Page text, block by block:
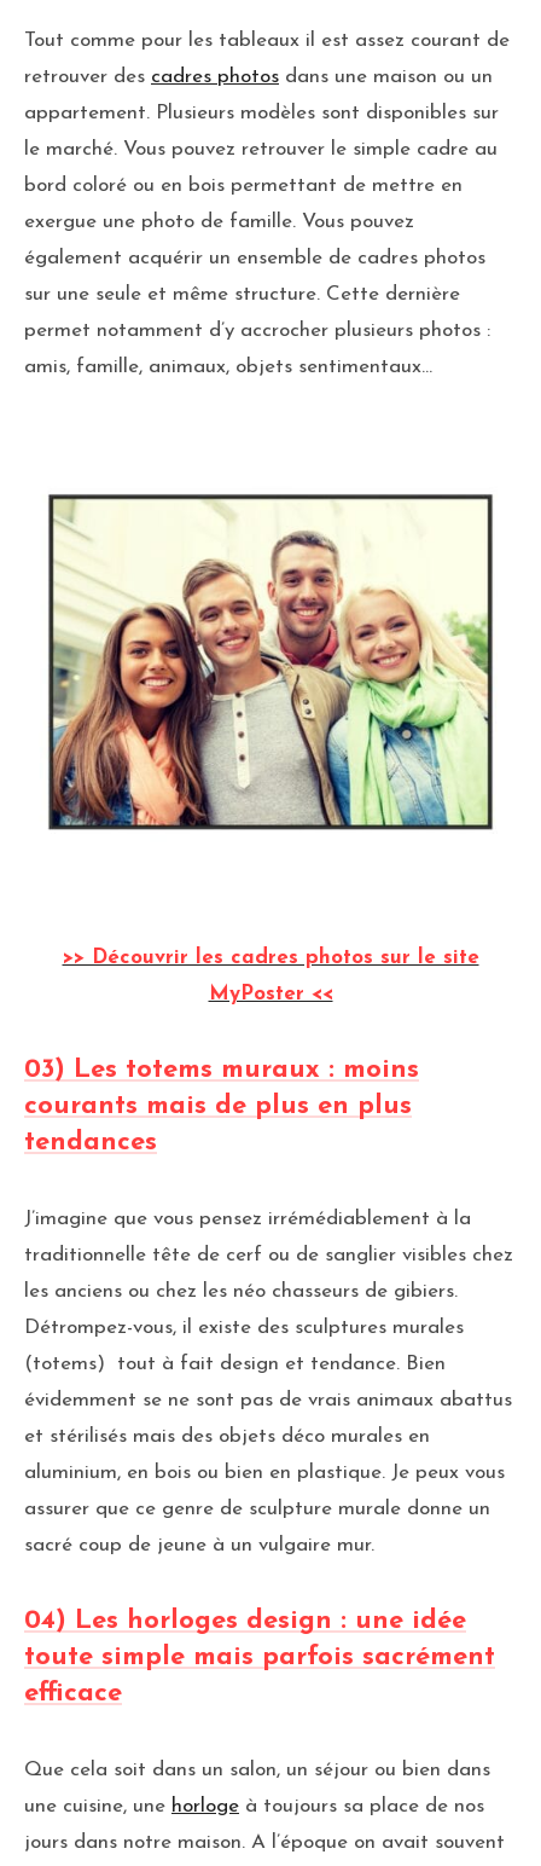
Tout comme pour les tableaux il est assez courant de
retrouver des cadres photos dans une maison ou un
appartement. Plusieurs modèles sont disponibles sur
le marché. Vous pouvez retrouver le simple cadre au
bord coloré ou en bois permettant de mettre en
exergue une photo de famille. Vous pouvez
également acquérir un ensemble de cadres photos
sur une seule et même structure. Cette dernière
permet notamment d’y accrocher plusieurs photos :
amis, famille, animaux, objets sentimentaux…
>> Découvrir les cadres photos sur le site
MyPoster <<
03) Les totems muraux : moins
courants mais de plus en plus
tendances
J’imagine que vous pensez irrémédiablement à la
traditionnelle tête de cerf ou de sanglier visibles chez
les anciens ou chez les néo chasseurs de gibiers.
Détrompez-vous, il existe des sculptures murales
(totems) tout à fait design et tendance. Bien
évidemment se ne sont pas de vrais animaux abattus
et stérilisés mais des objets déco murales en
aluminium, en bois ou bien en plastique. Je peux vous
assurer que ce genre de sculpture murale donne un
sacré coup de jeune à un vulgaire mur.
04) Les horloges design : une idée
toute simple mais parfois sacrément
efficace
Que cela soit dans un salon, un séjour ou bien dans
une cuisine, une horloge à toujours sa place de nos
jours dans notre maison. A l’époque on avait souvent